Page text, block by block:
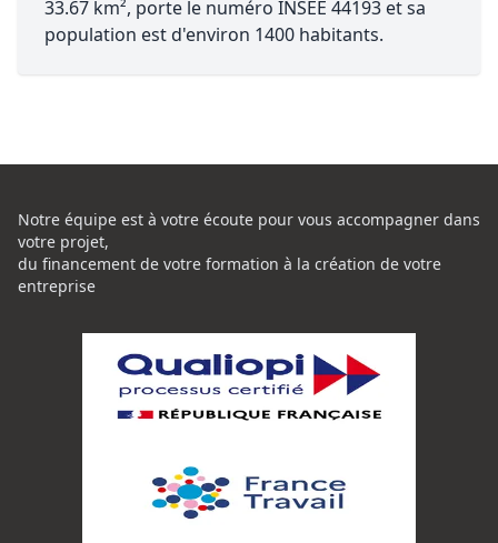
33.67 km², porte le numéro INSEE 44193 et sa
population est d'environ 1400 habitants.
Notre équipe est à votre écoute pour vous accompagner dans
votre projet,
du financement de votre formation à la création de votre
entreprise